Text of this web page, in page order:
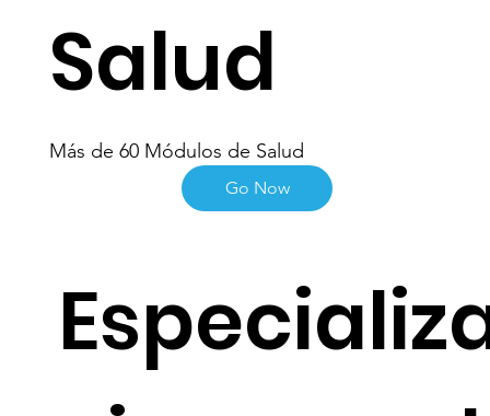
Salud
Más de 60 Módulos de Salud
Go Now